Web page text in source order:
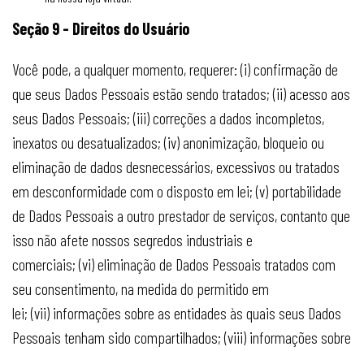
Seção 9 - Direitos do Usuário
Você pode, a qualquer momento, requerer: (i) confirmação de
que seus Dados Pessoais estão sendo tratados; (ii) acesso aos
seus Dados Pessoais; (iii) correções a dados incompletos,
inexatos ou desatualizados; (iv) anonimização, bloqueio ou
eliminação de dados desnecessários, excessivos ou tratados
em desconformidade com o disposto em lei; (v) portabilidade
de Dados Pessoais a outro prestador de serviços, contanto que
isso não afete nossos segredos industriais e
comerciais; (vi) eliminação de Dados Pessoais tratados com
seu consentimento, na medida do permitido em
lei; (vii) informações sobre as entidades às quais seus Dados
Pessoais tenham sido compartilhados; (viii) informações sobre